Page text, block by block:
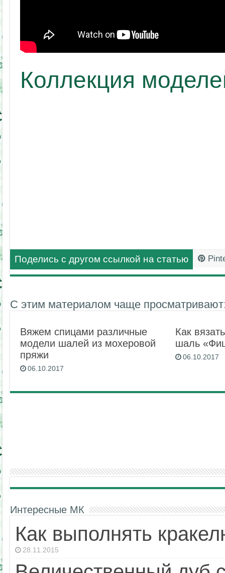
Коллекция
Поделись с другом ссылкой на статью
С этим материалом чаще
Вяжем спицами различные
модели шалей из мохеровой
пряжи
06.10.2017
Как
шаль
06.10.2017
Интересные МК
Как выполнять
28.11.2015